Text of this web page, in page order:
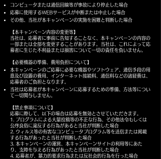
コンピュータまたは通信回線等が事故により停止した場合
応募に使用するWEBサービスが中断または中止した場合
その他、当社が本キャンペーンの実施を困難と判断した場合
【本キャンペーン内容の変更等】
当社は、応募者に事前に告知することなく、本キャンペーンの内容の
一部または全部を変更することがあります。当社は、これによって応
募者に生じた不利益または損害について一切の責任を負いません。
【必要機器の準備、費用負担について】
本キャンペーンのご応募に必要な機器やソフトウェア、通信手段の用
意及び設置の費用、インターネット接続料、通信料などの諸経費は、
応募者のご負担となります。
当社は応募者が本キャンペーンに応募するための準備、方法等につい
て一切関与しません。
【禁止事項について】
応募に際して、以下の場合は応募を無効とさせていただきます。
1. プログラムによる大量投稿等の不正な行為、その他法令もしくは
公序良俗に違反する行為があると当社が判断した場合
2. ウィルス等の有害なコンピュータプログラム等を送信または掲載
する行為があったと当社が判断した場合
3. 本キャンペーンの運営、本キャンペーンサイトの利用等にあた
り、支障を与える行為があったと当社が判断した場合
4. 応募者が、暴力的要求行為または反社会的行為を行った場合